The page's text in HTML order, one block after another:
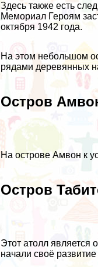
Здесь также есть
Мемориал Героям
октября 1942 года.
На этом небольшом
рядами деревянных
Остров
На острове Амвон к
Остров
Этот атолл является
начали своё